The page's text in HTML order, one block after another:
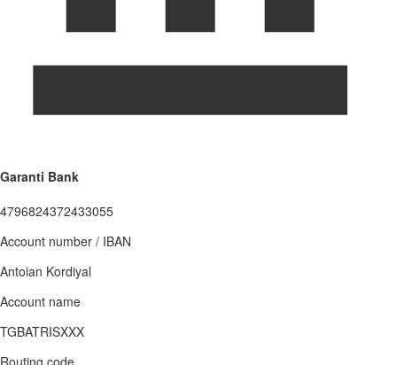
Garanti Bank
4796824372433055
Account number / IBAN
Antoian Kordiyal
Account name
TGBATRISXXX
Routing code